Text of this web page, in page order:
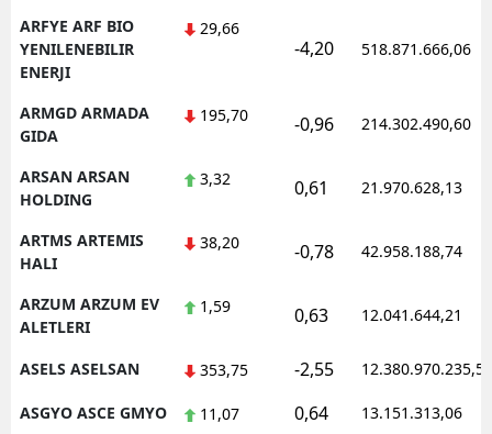
ARFYE ARF BIO
YENILENEBILIR
ENERJI
29,66
-4,20 518.871.666,06
ARMGD ARMADA
GIDA
195,70 -0,96 214.302.490,60
ARSAN ARSAN
HOLDING
3,32 0,61 21.970.628,13
ARTMS ARTEMIS
HALI
38,20 -0,78 42.958.188,74
ARZUM ARZUM EV
ALETLERI
1,59 0,63 12.041.644,21
ASELS ASELSAN 353,75 -2,55 12.380.970.235,50
ASGYO ASCE GMYO 11,07 0,64 13.151.313,06